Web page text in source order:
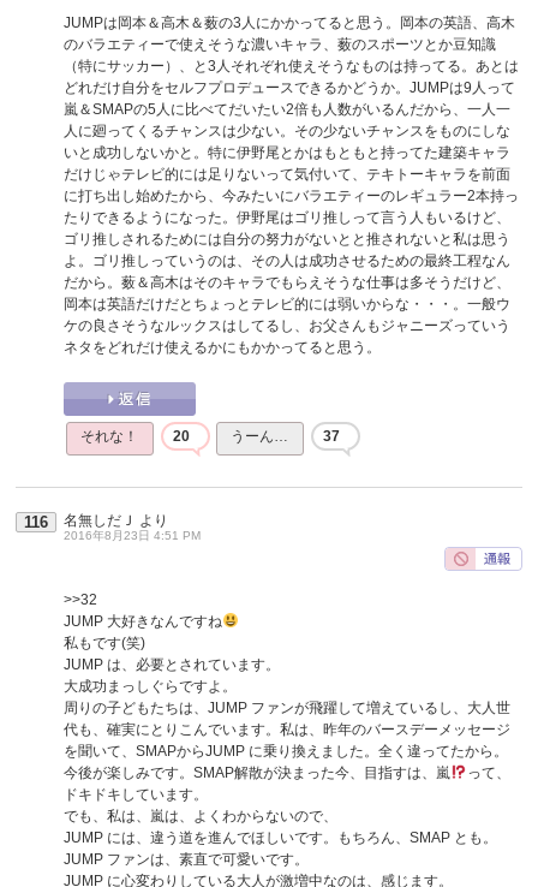
JUMPは岡本＆高木＆薮の3人にかかってると思う。岡本の英語、高木
のバラエティーで使えそうな濃いキャラ、薮のスポーツとか豆知識
（特にサッカー）、と3人それぞれ使えそうなものは持ってる。あとは
どれだけ自分をセルフプロデュースできるかどうか。JUMPは9人って
嵐＆SMAPの5人に比べてだいたい2倍も人数がいるんだから、一人一
人に廻ってくるチャンスは少ない。その少ないチャンスをものにしな
いと成功しないかと。特に伊野尾とかはもともと持ってた建築キャラ
だけじゃテレビ的には足りないって気付いて、テキトーキャラを前面
に打ち出し始めたから、今みたいにバラエティーのレギュラー2本持っ
たりできるようになった。伊野尾はゴリ推しって言う人もいるけど、
ゴリ推しされるためには自分の努力がないとと推されないと私は思う
よ。ゴリ推しっていうのは、その人は成功させるための最終工程なん
だから。薮＆高木はそのキャラでもらえそうな仕事は多そうだけど、
岡本は英語だけだとちょっとテレビ的には弱いからな・・・。一般ウ
ケの良さそうなルックスはしてるし、お父さんもジャニーズっていう
ネタをどれだけ使えるかにもかかってると思う。
それな！ 20 うーん… 37
116 名無しだＪ より
2016年8月23日 4:51 PM
>>32
JUMP 大好きなんですね
私もです(笑)
JUMP は、必要とされています。
大成功まっしぐらですよ。
周りの子どもたちは、JUMP ファンが飛躍して増えているし、大人世
代も、確実にとりこんでいます。私は、昨年のバースデーメッセージ
を聞いて、SMAPからJUMP に乗り換えました。全く違ってたから。
今後が楽しみです。SMAP解散が決まった今、目指すは、嵐
って、
ドキドキしています。
でも、私は、嵐は、よくわからないので、
JUMP には、違う道を進んでほしいです。もちろん、SMAP とも。
JUMP ファンは、素直で可愛いです。
JUMP に心変わりしている大人が激増中なのは、感じます。